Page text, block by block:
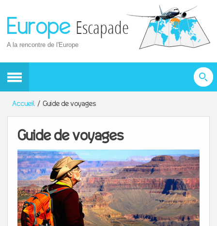
Europe Escapade
A la rencontre de l'Europe
Accueil Guide de voyages
Guide de voyages